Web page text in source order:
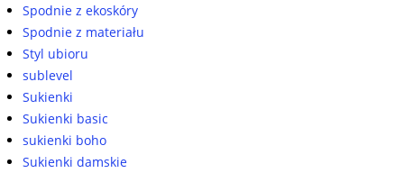
Spodnie z ekoskóry
Spodnie z materiału
Styl ubioru
sublevel
Sukienki
Sukienki basic
sukienki boho
Sukienki damskie